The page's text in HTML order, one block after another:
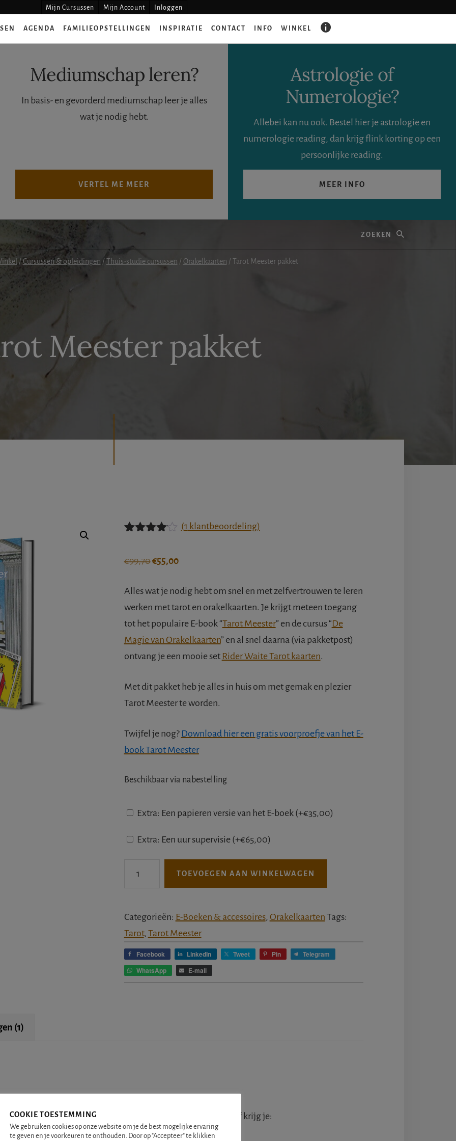
Mijn Cursussen Mijn Account Inloggen
Mediumschap leren?
In basis- en gevorderd mediumschap leer je alles
wat je nodig hebt.
VERTEL ME MEER
Astrologie of
Numerologie?
Allebei kan nu ook. Bestel hier je astrologie en
numerologie reading, dan krijg flink korting op een
persoonlijke reading.
MEER INFO
AGENDA FAMILIEOPSTELLINGEN INSPIRATIE CONTACT INFO WINKEL
IETS
/ Cursussen & opleidingen / Thuis-studie cursussen / Orakelkaarten /Tarot Meester pakket
Meester pakket
op 5
klant
waarderin
g
(1 klantbeoordeling)
€99,70Oorspronkelijke
was:
€99,70.
€55,00Huidige
is:
€55,00.
Alles wat je nodig hebt om snel en met zelfvertrouwen te leren
werken met tarot en orakelkaarten. Je krijgt meteen toegang
tot het populaire E-book “Tarot Meester” en de cursus “De
Magie van Orakelkaarten” en al snel daarna (via pakketpost)
ontvang je een mooie set Rider Waite Tarot kaarten.
Met dit pakket heb je alles in huis om met gemak en plezier
Tarot Meester te worden.
Twijfel je nog? Download hier een gratis voorproefje van het E-
book Tarot Meester
Beschikbaar via nabestelling
Printservice
Extra: Een papieren versie van het E-boek (+€35,00)
Supervisie
Extra: Een uur supervisie (+€65,00)
aantal
TOEVOEGEN AAN WINKELWAGEN
Categorieën: E-Boeken & accessoires, Orakelkaarten Tags:
Tarot, Tarot Meester
Facebook LinkedIn Tweet Pin
Telegram
WhatsApp
E-mail
(1)
in huis om snel Tarot snel Meester te worden. Bij de aanschaf krijg je:
COOKIE TOESTEMMING
We gebruiken cookies op onze website om je de best mogelijke ervaring
te geven en je voorkeuren te onthouden. Door op "Accepteer" te klikken